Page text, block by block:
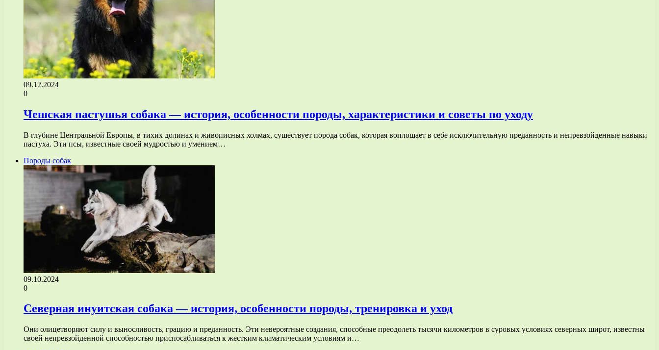
09.12.2024
0
Чешская пастушья собака — история, особенности породы, характеристики и советы по уходу
В глубине Центральной Европы, в тихих долинах и живописных холмах, существует порода собак, которая воплощает в себе исключительную преданность и непревзойденные навыки
пастуха. Эти псы, известные своей мудростью и умением…
Породы собак
09.10.2024
0
Северная инуитская собака — история, особенности породы, тренировка и уход
Они олицетворяют силу и выносливость, грацию и преданность. Эти невероятные создания, способные преодолеть тысячи километров в суровых условиях северных широт, известны
своей непревзойденной способностью приспосабливаться к жестким климатическим условиям и…